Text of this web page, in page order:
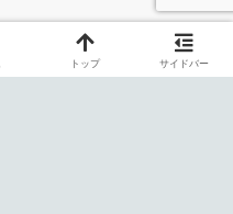
トップ サイドバー